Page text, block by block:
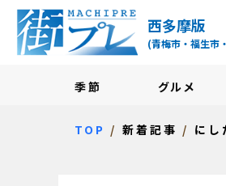
街プレ
西多摩版
(青梅市・福生市
季節 グルメ
TOP 新着記事 にし